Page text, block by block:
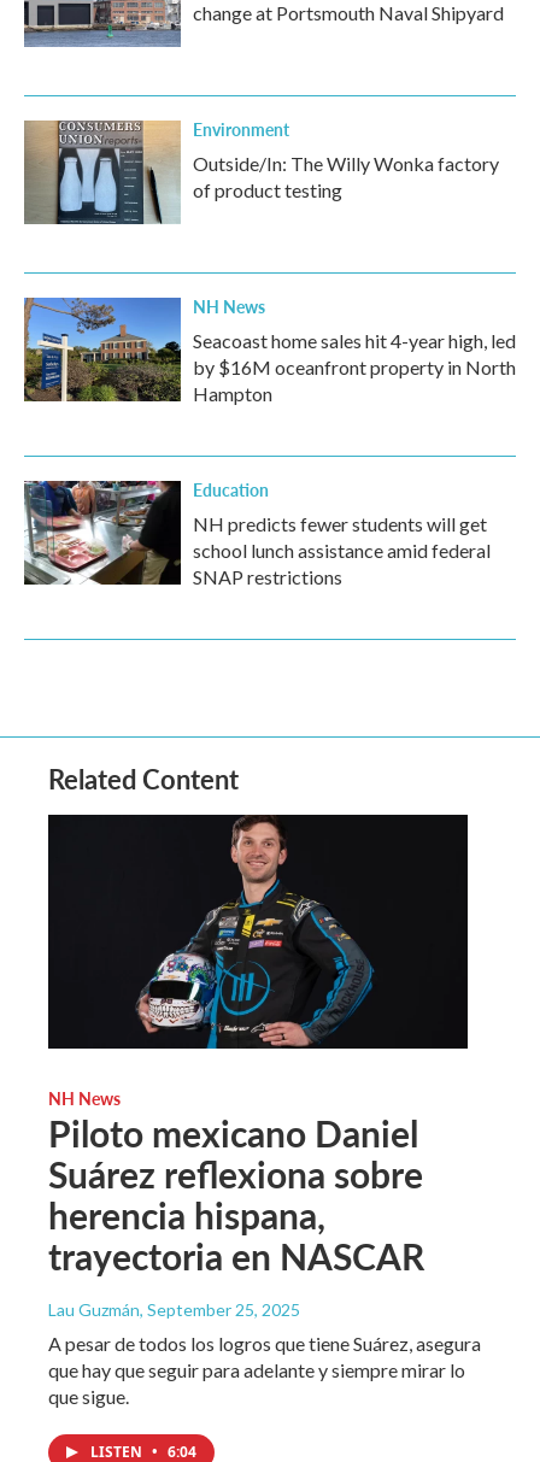
change at Portsmouth Naval Shipyard
Environment
Outside/In: The Willy Wonka factory
of product testing
NH News
Seacoast home sales hit 4-year high, led
by $16M oceanfront property in North
Hampton
Education
NH predicts fewer students will get
school lunch assistance amid federal
SNAP restrictions
Related Content
NH News
Piloto mexicano Daniel
Suárez reflexiona sobre
herencia hispana,
trayectoria en NASCAR
Lau Guzmán, September 25, 2025
A pesar de todos los logros que tiene Suárez, asegura
que hay que seguir para adelante y siempre mirar lo
que sigue.
LISTEN • 6:04